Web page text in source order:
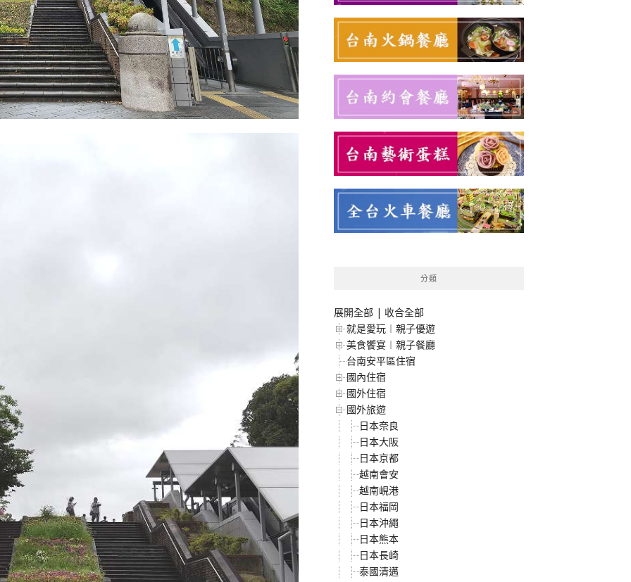
分類
展開全部 | 收合全部
就是愛玩︱親子優遊
美食饗宴︱親子餐廳
台南安平區住宿
國內住宿
國外住宿
國外旅遊
日本奈良
日本大阪
日本京都
越南會安
越南峴港
日本福岡
日本沖繩
日本熊本
日本長崎
泰國清邁